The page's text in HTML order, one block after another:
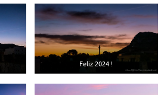
Feliz 2024 !